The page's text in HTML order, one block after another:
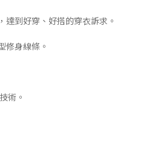
達到好穿、好搭的穿衣訴求。
修身線條。
術。